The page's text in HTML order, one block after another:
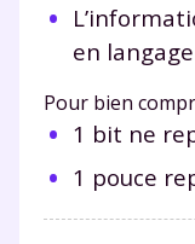
en
Pour bien
1 bit ne
1 pouce